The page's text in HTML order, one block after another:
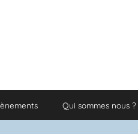
Qui sommes nous ?